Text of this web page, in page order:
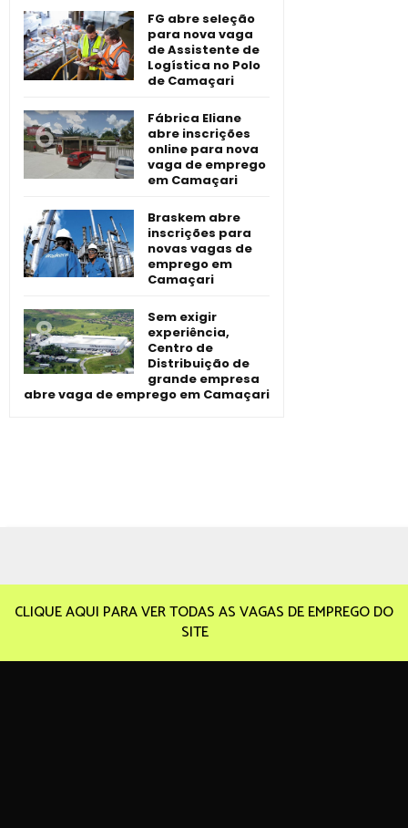
FG abre seleção
para nova vaga
de Assistente de
Logística no Polo
de Camaçari
Fábrica Eliane
abre inscrições
online para nova
vaga de emprego
em Camaçari
Braskem abre
inscrições para
novas vagas de
emprego em
Camaçari
Sem exigir
experiência,
Centro de
Distribuição de
grande empresa
abre vaga de emprego em Camaçari
CLIQUE AQUI PARA VER TODAS AS VAGAS DE EMPREGO DO
SITE